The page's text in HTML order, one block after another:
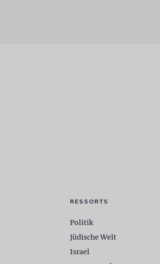
RESSORTS
Politik
Jüdische Welt
Israel